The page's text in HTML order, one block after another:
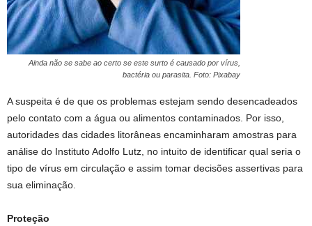
Ainda não se sabe ao certo se este surto é causado por vírus,
bactéria ou parasita. Foto: Pixabay
A suspeita é de que os problemas estejam sendo desencadeados
pelo contato com a água ou alimentos contaminados. Por isso,
autoridades das cidades litorâneas encaminharam amostras para
análise do Instituto Adolfo Lutz, no intuito de identificar qual seria o
tipo de vírus em circulação e assim tomar decisões assertivas para
sua eliminação.
Proteção